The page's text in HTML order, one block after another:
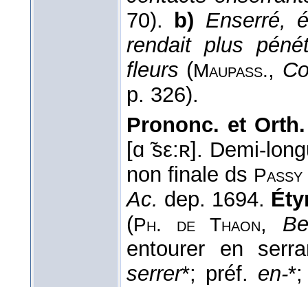
70). b) Enserré,
rendait plus
fleurs (Maupass.,
p. 326).
Prononc. et
[ɑ ̃sε:ʀ]. Demi-
non finale ds Passy
Ac. dep. 1694.
(Ph. de Thaon,
entourer en
serrer*; préf. en-